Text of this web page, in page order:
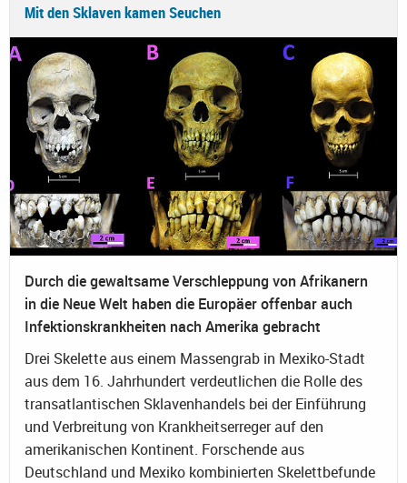
Mit den Sklaven kamen Seuchen
Durch die gewaltsame Verschleppung von Afrikanern
in die Neue Welt haben die Europäer offenbar auch
Infektionskrankheiten nach Amerika gebracht
Drei Skelette aus einem Massengrab in Mexiko-Stadt
aus dem 16. Jahrhundert verdeutlichen die Rolle des
transatlantischen Sklavenhandels bei der Einführung
und Verbreitung von Krankheitserreger auf den
amerikanischen Kontinent. Forschende aus
Deutschland und Mexiko kombinierten Skelettbefunde